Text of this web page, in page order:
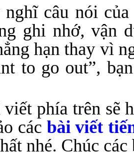
câu nói
ghi nhớ, vận
hạn thay vì
to go out”,
phía trên sẽ
các bài viết
nhé. Chúc